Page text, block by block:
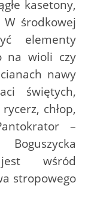
kasetony,
środkowej
elementy
na wioli czy
nawy
świętych,
chłop,
–
wśród
stropowego